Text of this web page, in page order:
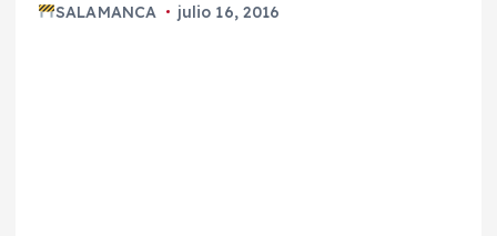
SALAMANCA julio 16, 2016